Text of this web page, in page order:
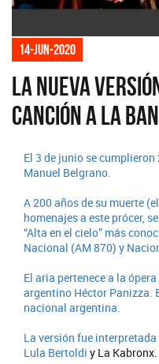
14-jun-2020
La nueva
canción a la
El 3 de junio se
Manuel Belgrano.
A 200 años de su muerte
homenajes a este prócer,
“Alta en el cielo” más
Nacional (AM 870) y
El aria pertenece a la
argentino Héctor Panizza.
nacional argentina.
La versión fue
Lula Bertoldi y La Kabronx.